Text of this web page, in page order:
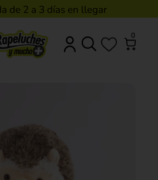
de 2 a 3 días en llegar
0